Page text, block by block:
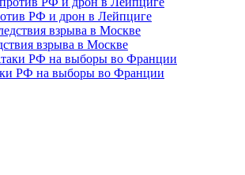
РФ и дрон в Лейпциге
взрыва в Москве
РФ на выборы во Франции